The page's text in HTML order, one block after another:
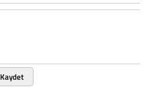
Kaydet